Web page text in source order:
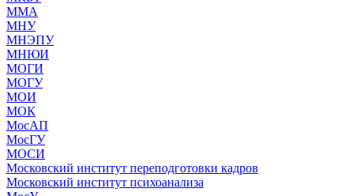
ММА
МНУ
МНЭПУ
МНЮИ
МОГИ
МОГУ
МОИ
МОК
МосАП
МосГУ
МОСИ
Московский институт переподготовки кадров
Московский институт психоанализа